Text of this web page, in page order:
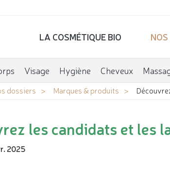
LA COSMÉTIQUE BIO
Visage Hygiène Cheveux
dossiers Marques & produits
les candidats et les
2025